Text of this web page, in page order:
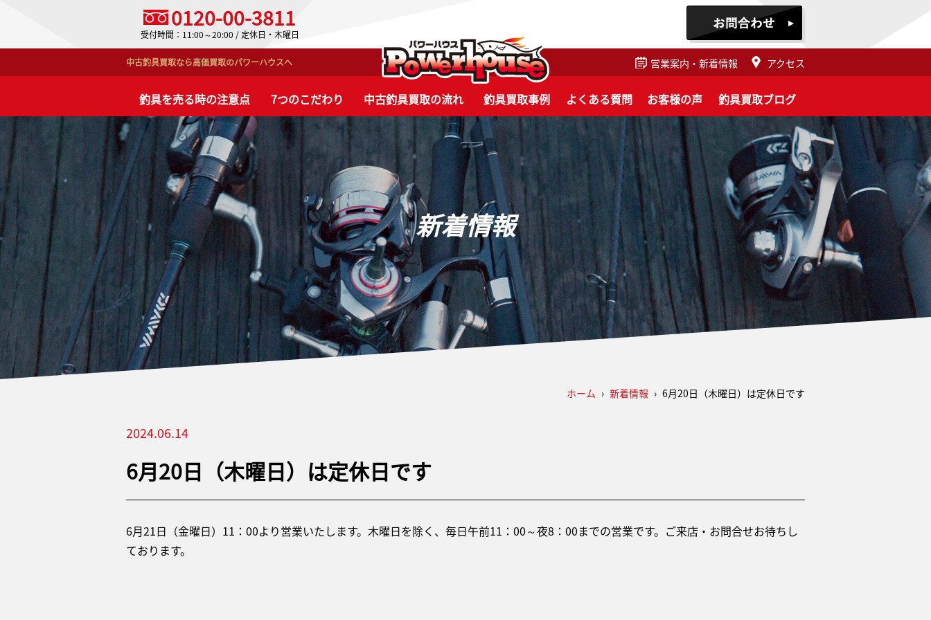
0120-00-3811
受付時間：11:00～20:00 / 定休日・木曜日
中古釣具買取なら高価買取のパワーハウスへ 営業案内・新着情報 アクセス
釣具を売る時の注意点 7つのこだわり 中古釣具買取の流れ 釣具買取事例 よくある質問 お客様の声 釣具買取ブログ
新着情報
ホーム › 新着情報 › 6月20日（木曜日）は定休日です
2024.06.14
6月20日（木曜日）は定休日です
6月21日（金曜日）11：00より営業いたします。木曜日を除く、毎日午前11：00～夜8：00までの営業です。ご来店・お問合せお待ちし
ております。